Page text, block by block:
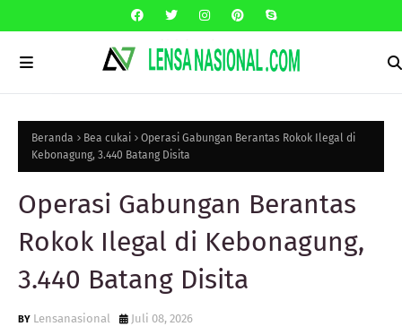
Beranda Bea cukai
Operasi Gabungan Berantas Rokok Ilegal di
Kebonagung, 3.440 Batang Disita
Operasi Gabungan Berantas
Rokok Ilegal di Kebonagung,
3.440 Batang Disita
Lensanasional Juli 08, 2026